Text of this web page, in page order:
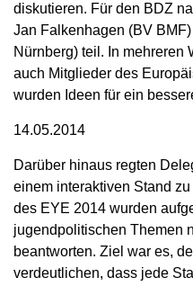
diskutieren. Für den BDZ
Jan Falkenhagen (BV
Nürnberg) teil. In mehreren
auch Mitglieder des
wurden Ideen für ein
14.05.2014
Darüber hinaus regten
einem interaktiven Stand
des EYE 2014 wurden
jugendpolitischen Themen
beantworten. Ziel war es,
verdeutlichen, dass jede